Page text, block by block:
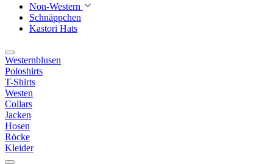
Non-Western
Schnäppchen
Kastori Hats
Westernblusen
Poloshirts
T-Shirts
Westen
Collars
Jacken
Hosen
Röcke
Kleider